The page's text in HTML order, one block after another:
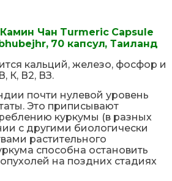
Чан Turmeric Capsule
70 капсул, Таиланд
кальций, железо, фосфор и
К, В2, ВЗ.
почти нулевой уровень
Это приписывают
куркумы (в разных
с другими биологически
растительного
способна остановить
на поздних стадиях